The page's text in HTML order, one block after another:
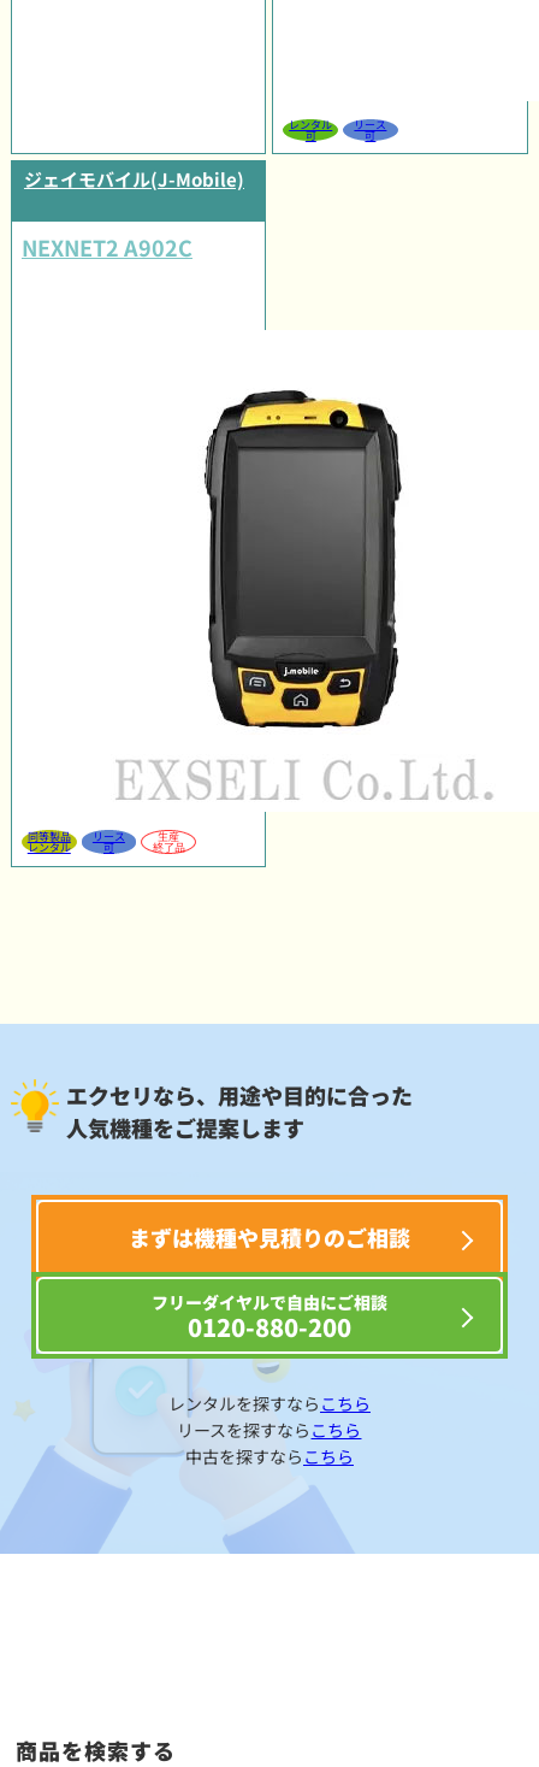
レンタル
可
リース
可
ジェイモバイル(J-Mobile)
NEXNET2 A902C
同等製品
レンタル
リース
可
生産
終了品
エクセリなら、用途や目的に合った
人気機種をご提案します
まずは機種や見積りのご相談
フリーダイヤルで自由にご相談
0120-880-200
レンタルを探すなら こちら
リースを探すなら こちら
中古を探すなら こちら
商品を検索する